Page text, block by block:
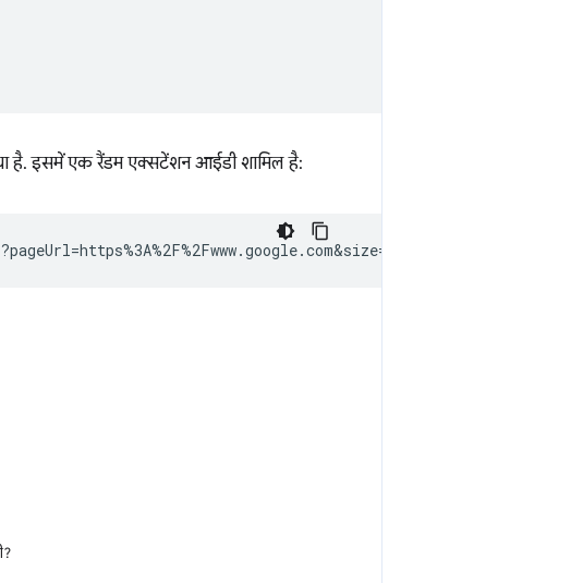
है. इसमें एक रैंडम एक्सटेंशन आईडी शामिल है: